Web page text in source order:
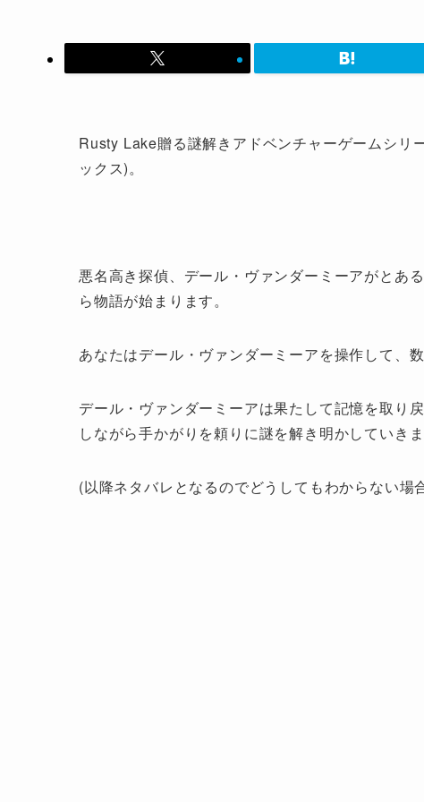
Rusty Lake贈る謎解きアドベンチャーゲームシ
ックス)。
悪名高き探偵、デール・ヴァンダーミーアがとあ
ら物語が始まります。
あなたはデール・ヴァンダーミーアを操作して、
デール・ヴァンダーミーアは果たして記憶を取り
しながら手かがりを頼りに謎を解き明かしていきま
(以降ネタバレとなるのでどうしてもわからない場